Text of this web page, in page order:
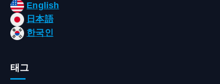
English
日本語
한국인
태그